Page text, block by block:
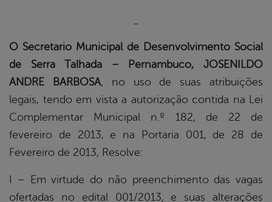
O Secretario Municipal de Desenvolvimento Social
de Serra Talhada – Pernambuco, JOSENILDO
ANDRE BARBOSA, no uso de suas atribuições
legais, tendo em vista a autorização contida na Lei
Complementar Municipal n.º 182, de 22 de
fevereiro de 2013, e na Portaria 001, de 28 de
Fevereiro de 2013, Resolve:
I – Em virtude do não preenchimento das vagas
ofertadas no edital 001/2013, e suas alterações